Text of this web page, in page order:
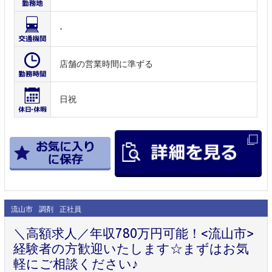
-
店舗の営業時間に準ずる
日祝
流山市 調剤 正社員
＼高額求人／年収780万円可能！<流山市>
経験者の方歓迎いたします☆まずはお気
軽にご相談ください♪